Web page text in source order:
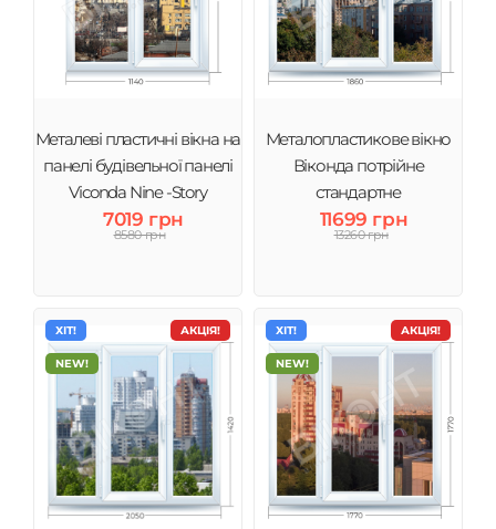
Металеві пластичні вікна на
панелі будівельної панелі
Viconda Nine -Story
7019 грн
8580 грн
Металопластикове вікно
Віконда потрійне
стандартне
11699 грн
13260 грн
АКЦІЯ!
ХІТ!
NEW!
АКЦІЯ!
ХІТ!
NEW!